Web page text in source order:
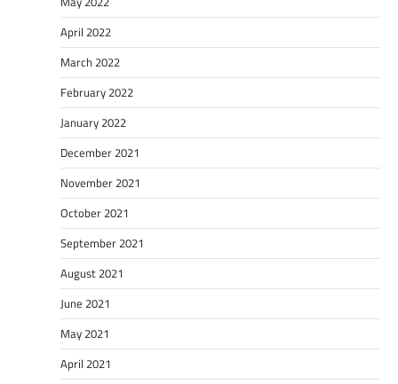
April 2022
March 2022
February 2022
January 2022
December 2021
November 2021
October 2021
September 2021
August 2021
June 2021
May 2021
April 2021